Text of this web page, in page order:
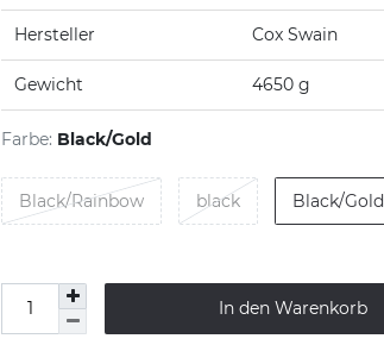
Hersteller Cox Swain
Gewicht 4650 g
Farbe: Black/Gold
Black/Rainbow black Black/Gold
In den Warenkorb